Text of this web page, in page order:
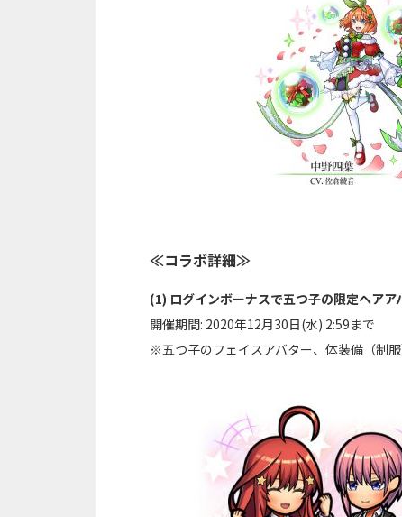
≪コラボ詳細≫
(1) ログインボーナスで五つ子の限定ヘア
開催期間: 2020年12月30日(水) 2:59まで
※五つ子のフェイスアバター、体装備（制